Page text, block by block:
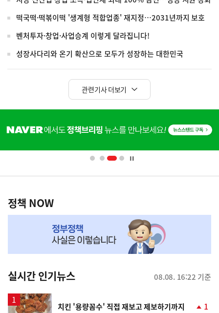
떡국떡·떡볶이떡 '생계형 적합업종' 재지정…2031년까지 보호
벤처투자·창업·사업승계 이렇게 달라집니다!
성장사다리와 온기 확산으로 모두가 성장하는 대한민국
관련기사 더보기
단
배
영
책
NOW,
뉴
스
정책 NOW
실시간 인기뉴스 08.08. 16:22 기준
치킨 '용량꼼수' 직접 재보고 제보하기까지 1